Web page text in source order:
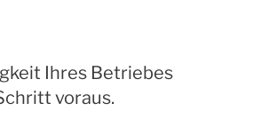
Ihres Betriebes
voraus.